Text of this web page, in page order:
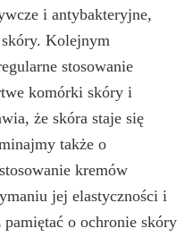
i antybakteryjne,
Kolejnym
stosowanie
komórki skóry i
że skóra staje się
także o
kremów
jej elastyczności i
o ochronie skóry